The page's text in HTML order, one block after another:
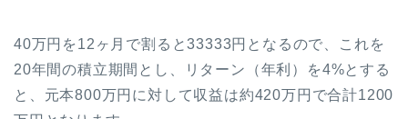
40万円を12ヶ月で割ると33333円となるので、これを
20年間の積立期間とし、リターン（年利）を4%とする
と、元本800万円に対して収益は約420万円で合計1200